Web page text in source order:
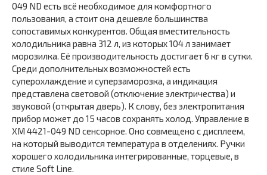
049 ND есть всё необходимое для комфортного
пользования, а стоит она дешевле большинства
сопоставимых конкурентов. Общая вместительность
холодильника равна 312 л, из которых 104 л занимает
морозилка. Её производительность достигает 6 кг в сутки.
Среди дополнительных возможностей есть
суперохлаждение и суперзаморозка, а индикация
представлена световой (отключение электричества) и
звуковой (открытая дверь). К слову, без электропитания
прибор может до 15 часов сохранять холод. Управление в
XM 4421-049 ND сенсорное. Оно совмещено с дисплеем,
на который выводится температура в отделениях. Ручки
хорошего холодильника интегрированные, торцевые, в
стиле Soft Line.